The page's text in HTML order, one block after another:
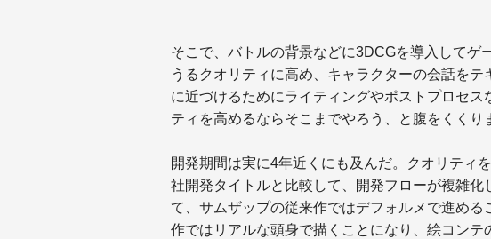
そこで、バトルの背景などに3DCGを導入してゲ
うるクオリティに高め、キャラクターの会話を
に近づけるためにライティングやポストプロセス
ティを高めるならそこまでやろう、と腹をくくり
開発期間は実に4年近くにも及んだ。クオリティ
社開発タイトルと比較して、開発フローが複雑
て、サムザップの従来作ではデフォルメで進め
作ではリアルな頭身で描くことになり、絵コン